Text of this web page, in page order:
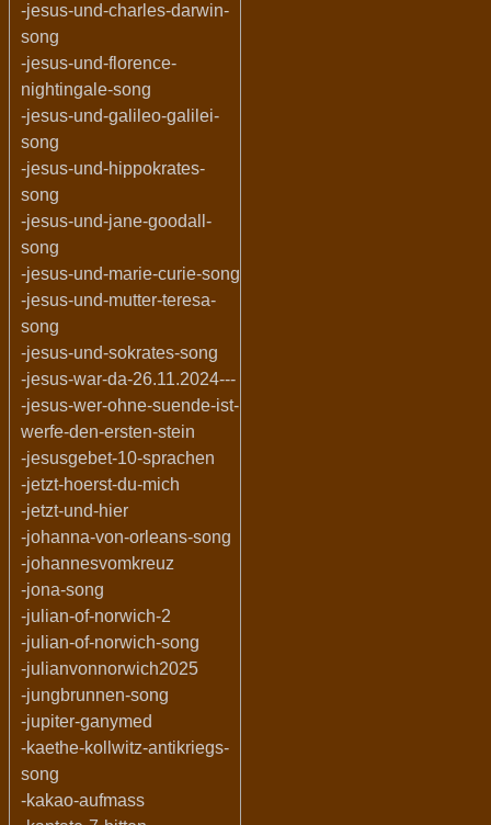
-jesus-und-charles-darwin-
song
-jesus-und-florence-
nightingale-song
-jesus-und-galileo-galilei-
song
-jesus-und-hippokrates-
song
-jesus-und-jane-goodall-
song
-jesus-und-marie-curie-song
-jesus-und-mutter-teresa-
song
-jesus-und-sokrates-song
-jesus-war-da-26.11.2024---
-jesus-wer-ohne-suende-ist-
werfe-den-ersten-stein
-jesusgebet-10-sprachen
-jetzt-hoerst-du-mich
-jetzt-und-hier
-johanna-von-orleans-song
-johannesvomkreuz
-jona-song
-julian-of-norwich-2
-julian-of-norwich-song
-julianvonnorwich2025
-jungbrunnen-song
-jupiter-ganymed
-kaethe-kollwitz-antikriegs-
song
-kakao-aufmass